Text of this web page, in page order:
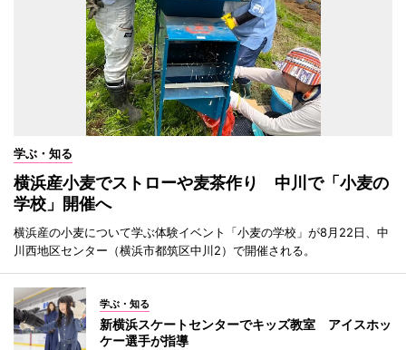
学ぶ・知る
横浜産小麦でストローや麦茶作り 中川で「小麦の
学校」開催へ
横浜産の小麦について学ぶ体験イベント「小麦の学校」が8月22日、中
川西地区センター（横浜市都筑区中川2）で開催される。
学ぶ・知る
新横浜スケートセンターでキッズ教室 アイスホッ
ケー選手が指導